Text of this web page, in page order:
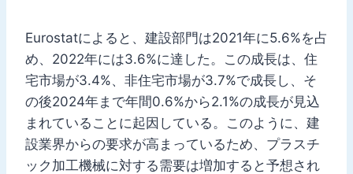
Eurostatによると、建設部門は2021年に5.6%を占
め、2022年には3.6%に達した。この成長は、住
宅市場が3.4%、非住宅市場が3.7%で成長し、そ
の後2024年まで年間0.6%から2.1%の成長が見込
まれていることに起因している。このように、建
設業界からの要求が高まっているため、プラスチ
ック加工機械に対する需要は増加すると予想され